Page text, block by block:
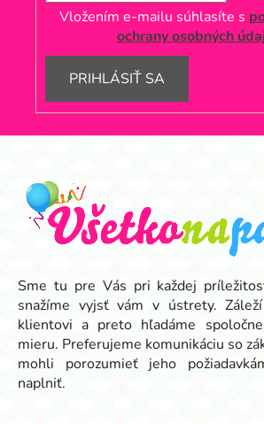
Vložením e-mailu súhlasíte s
ochrany osobných
PRIHLÁSIŤ SA
Z
Sme tu pre Vás pri každej
snažíme vyjsť vám v ústrety.
klientovi a preto hľadáme
mieru. Preferujeme komunikáciu so
mohli porozumieť jeho
naplniť.